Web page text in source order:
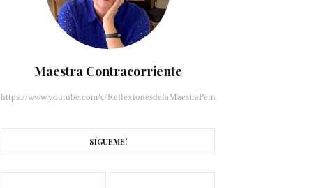
Maestra Contracorriente
https://www.youtube.com/c/ReflexionesdelaMaestraPetraLlamas/videos
SÍGUEME!